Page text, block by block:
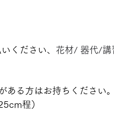
ください、 花材/ 器代/講
ある方はお持ちください。
程）